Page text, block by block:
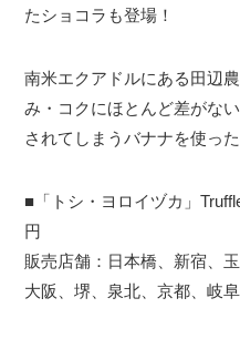
たショコラも登場！
南米エクアドルにある田辺
み・コクにほとんど差がな
されてしまうバナナを使っ
■「トシ・ヨロイヅカ」
円
販売店舗：日本橋、新宿、
大阪、堺、泉北、京都、岐